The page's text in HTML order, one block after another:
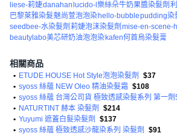
liese-莉婕danahan lucido-l樂絲朵牛奶果醬染髮劑
巴黎萊雅染髮魅尚萱泡泡染 hello-bubblepudding染
seedbee-水染髮劑 莉婕泡沫染髮劑 mise-en-scene-
beautylabo美芯研奶油泡泡染 kafen何首烏染髮膏
相關商品
• ETUDE HOUSE Hot Style泡泡染髮劑
$37
• syoss 絲蘊 NEW Oleo 精油染髮霜 $108
•
• NATURTINT 赫本 染髮劑
$214
• Yuyumi 遮蓋白髮染髮劑
$137
• syoss 絲蘊 極致透感沙龍染系列 染髮劑
$91